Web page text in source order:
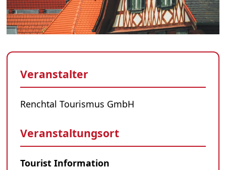
Veranstalter
Renchtal Tourismus GmbH
Veranstaltungsort
Tourist Information